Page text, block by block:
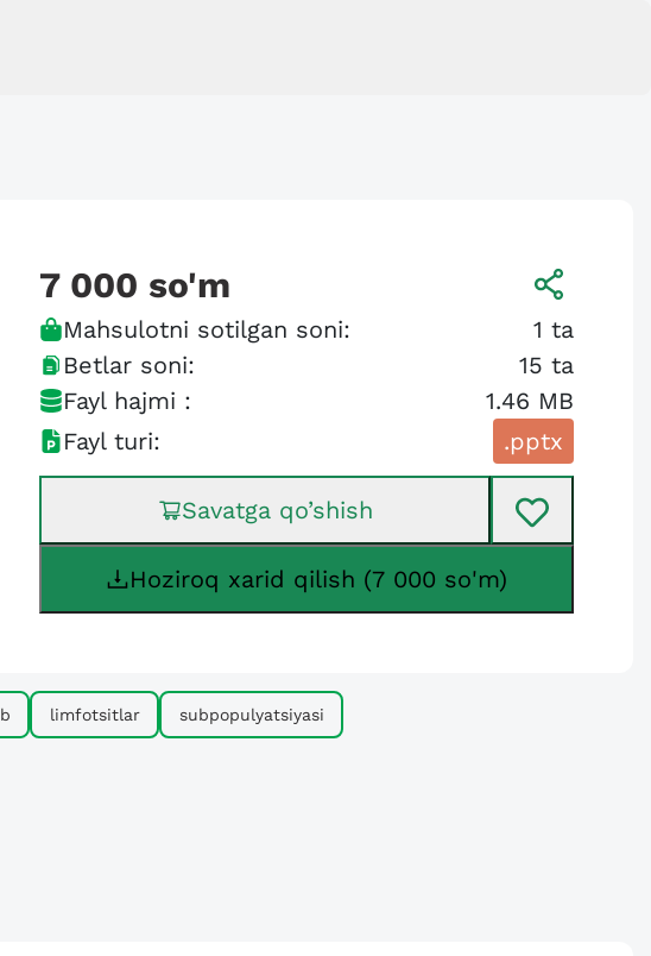
7 000 so'm
Mahsulotni sotilgan soni: 1 ta
Betlar soni:
15 ta
Fayl hajmi :
1.46 MB
Fayl turi:
.pptx
Savatga qo’shish
Hoziroq xarid qilish (7 000 so'm)
b limfotsitlar subpopulyatsiyasi